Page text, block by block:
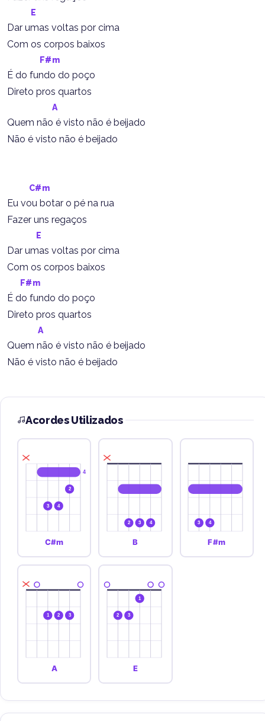
E
Dar umas voltas por cima
Com os corpos baixos
F#m
É do fundo do poço
Direto pros quartos
A
Quem não é visto não é beijado
Não é visto não é beijado
C#m
Eu vou botar o pé na rua
Fazer uns regaços
E
Dar umas voltas por cima
Com os corpos baixos
F#m
É do fundo do poço
Direto pros quartos
A
Quem não é visto não é beijado
Não é visto não é beijado
Acordes Utilizados
4
3 4
2
C#m
2 3 4
B
3 4
F#m
1 2 3
A
2 3
1
E